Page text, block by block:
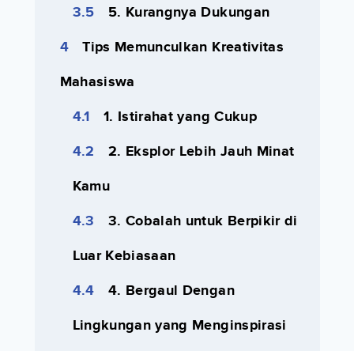
5. Kurangnya Dukungan
Tips Memunculkan Kreativitas
Mahasiswa
1. Istirahat yang Cukup
2. Eksplor Lebih Jauh Minat
Kamu
3. Cobalah untuk Berpikir di
Luar Kebiasaan
4. Bergaul Dengan
Lingkungan yang Menginspirasi